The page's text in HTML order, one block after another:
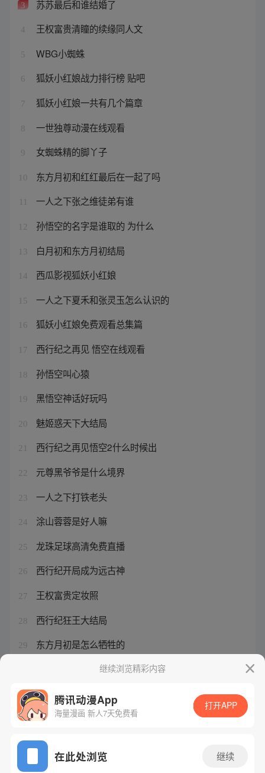
3 苏苏最后和谁结婚了
4 王权富贵清瞳的续缘同人文
5 WBG小蜘蛛
6 狐妖小红娘战力排行榜 贴吧
7 狐妖小红娘一共有几个篇章
8 一世独尊动漫在线观看
9 女蜘蛛精的脚丫子
10 东方月初和红红最后在一起了吗
一人之下张之维徒弟有谁
12 孙悟空的名字是谁取的 为什么
13 白月初和东方月初结局
14 西瓜影视狐妖小红娘
15 一人之下夏禾和张灵玉怎么认识的
16 狐妖小红娘免费观看总集篇
17 西行纪之再见 悟空在线观看
18 孙悟空叫心猿
19 黑悟空神话好玩吗
20 魅姬惑天下大结局
21 西行纪之再见悟空2什么时候出
22 元尊黑爷爷是什么境界
23 一人之下打铁老头
24 涂山蓉蓉是好人嘛
25 龙珠足球高清免费直播
26 西行纪开局成为远古神
27 王权富贵定妆照
28 西行纪狂王大结局
29 东方月初是怎么牺牲的
元尊等级划分明细继续浏览精彩内容
腾讯动漫App
海量漫画 新人7天免费看
打开APP
在此处浏览 继续
网站备案/许可证号：粤B2-20090059-5
Copyright©1998 - 2026 Tencent. All Rights Reserved